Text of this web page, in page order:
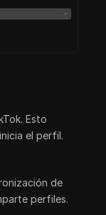
Esto
el perfil.
de
perfiles.